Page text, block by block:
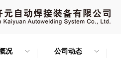
况 公司动态